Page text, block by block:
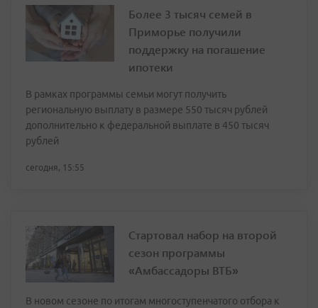
Более 3 тысяч семей в
Приморье получили
поддержку на погашение
ипотеки
В рамках программы семьи могут получить
региональную выплату в размере 550 тысяч рублей
дополнительно к федеральной выплате в 450 тысяч
рублей
сегодня, 15:55
Стартовал набор на второй
сезон программы
«Амбассадоры ВТБ»
В новом сезоне по итогам многоступенчатого отбора к